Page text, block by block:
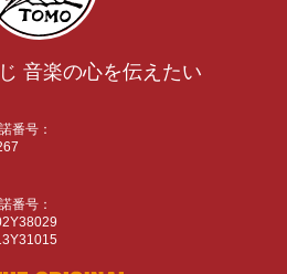
音楽の心を伝えたい
番号：
番号：